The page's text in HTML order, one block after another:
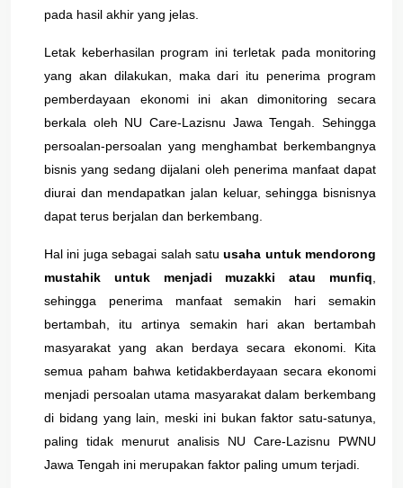
pada hasil akhir yang jelas.
Letak keberhasilan program ini terletak pada monitoring
yang akan dilakukan, maka dari itu penerima program
pemberdayaan ekonomi ini akan dimonitoring secara
berkala oleh NU Care-Lazisnu Jawa Tengah. Sehingga
persoalan-persoalan yang menghambat berkembangnya
bisnis yang sedang dijalani oleh penerima manfaat dapat
diurai dan mendapatkan jalan keluar, sehingga bisnisnya
dapat terus berjalan dan berkembang.
Hal ini juga sebagai salah satu usaha untuk mendorong
mustahik untuk menjadi muzakki atau munfiq
sehingga penerima manfaat semakin hari semakin
bertambah, itu artinya semakin hari akan bertambah
masyarakat yang akan berdaya secara ekonomi. Kita
semua paham bahwa ketidakberdayaan secara ekonomi
menjadi persoalan utama masyarakat dalam berkembang
di bidang yang lain, meski ini bukan faktor satu-satunya,
paling tidak menurut analisis NU Care-Lazisnu PWNU
Jawa Tengah ini merupakan faktor paling umum terjadi.